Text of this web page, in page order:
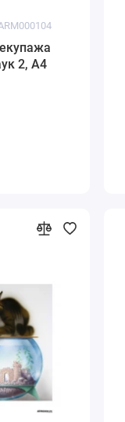
2, А4